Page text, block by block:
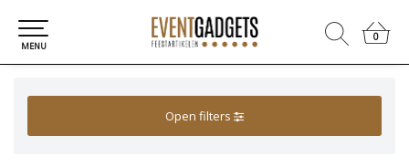
0
0
MENU
Open filters